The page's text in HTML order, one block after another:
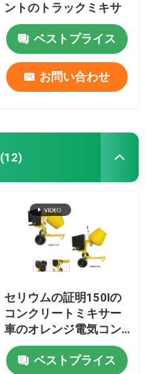
ントのトラックミキサ
ベストプライス
お問い合わせ
(12)
セリウムの証明150lの
コンクリートミキサー
車のオレンジ電気コン
クリートミキサー車
ベストプライス